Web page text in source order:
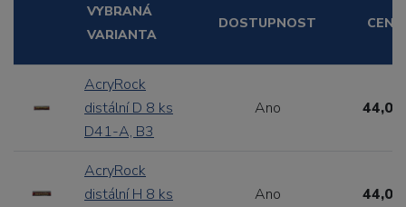
VYBRANÁ
VARIANTA
DOSTUPNOST CENA
AcryRock
distální D 8 ks
D41-A, B3
Ano 44,00
AcryRock
distální H 8 ks
Ano 44,00